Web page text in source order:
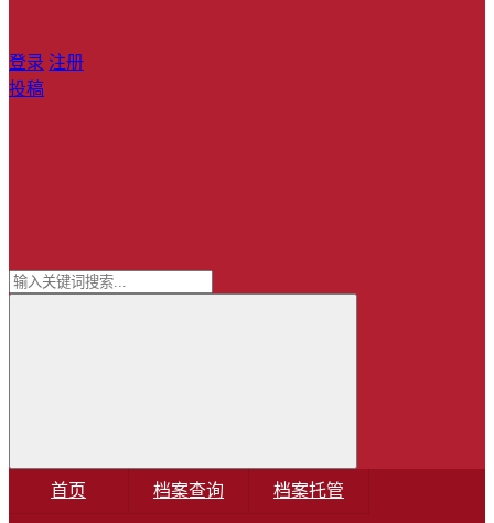
登录 注册
投稿
首页 档案查询 档案托管